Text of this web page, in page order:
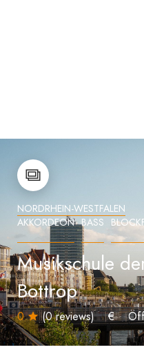
NORDRHEIN-WESTFALEN
AKKORDEON BASS
Musikschule
Bottrop
0 (0 reviews) €